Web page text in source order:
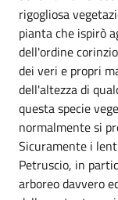
rigogliosa
pianta che ispirò
dell'ordine
dei veri e propri
dell'altezza di
questa specie
normalmente si
Sicuramente i
Petruscio, in
arboreo davvero